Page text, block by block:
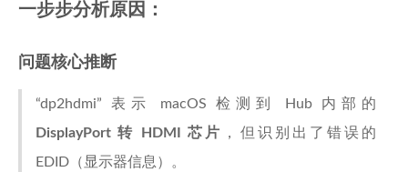
一步步分析原因：
问题核心推断
“dp2hdmi” 表示 macOS 检测到 Hub 内部的
DisplayPort 转 HDMI 芯片
，但识别出了错误的
EDID（显示器信息）。